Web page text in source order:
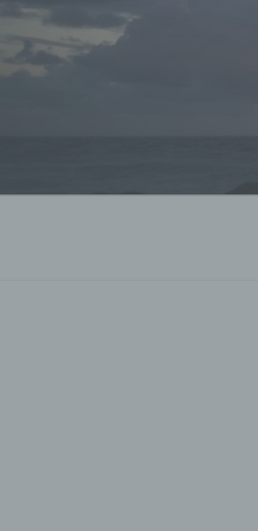
Zum
Inhalt
springen